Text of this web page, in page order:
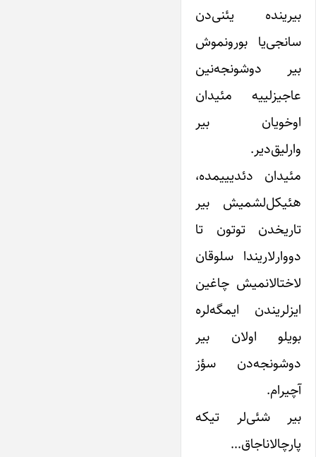
بیرینده یئنی‌دن
سانجی‌یا بورونموش
بیر دوشونجه‌نین
عاجیزلییه مئیدان
اوخویان بیر
وارلیق‌دیر.
مئیدان دئدیییمده،
هئیکل‌لشمیش بیر
تاریخدن توتون تا
دووارلاریندا سلوقان
لاختالانمیش چاغین
ایزلریندن ایمگه‌لره
بویلو اولان بیر
دوشونجه‌دن سؤز
آچیرام.
بیر شئی‌لر تیکه
پارچالاناجاق…